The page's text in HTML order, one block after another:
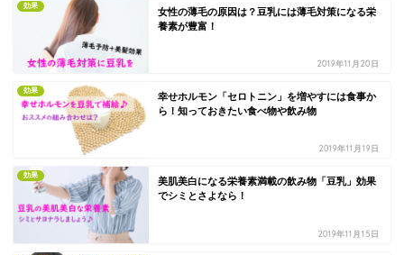
効果
女性の薄毛の原因は？豆乳には薄毛対策になる栄
養素が豊富！
2019年11月20日
効果
幸せホルモン「セロトニン」を増やすには食事か
ら！知っておきたい食べ物や飲み物
2019年11月19日
効果
美肌美白になる栄養素満載の飲み物「豆乳」効果
でシミとさよなら！
2019年11月15日